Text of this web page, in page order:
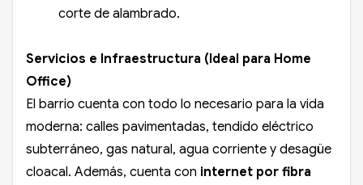
corte de alambrado.
Servicios e Infraestructura (Ideal para Home
Office)
El barrio cuenta con todo lo necesario para la vida
moderna: calles pavimentadas, tendido eléctrico
subterráneo, gas natural, agua corriente y desagüe
cloacal. Además, cuenta con internet por fibra